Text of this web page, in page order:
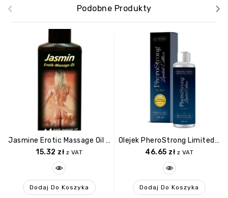
Podobne Produkty
Jasmine Erotic Massage Oil 100
15.32 zł z VAT
Dodaj Do Koszyka
Olejek PheroStrong Limited Edition For Men Massage Oil 100ml.
46.65 zł z VAT
Dodaj Do Koszyka
‹ ›